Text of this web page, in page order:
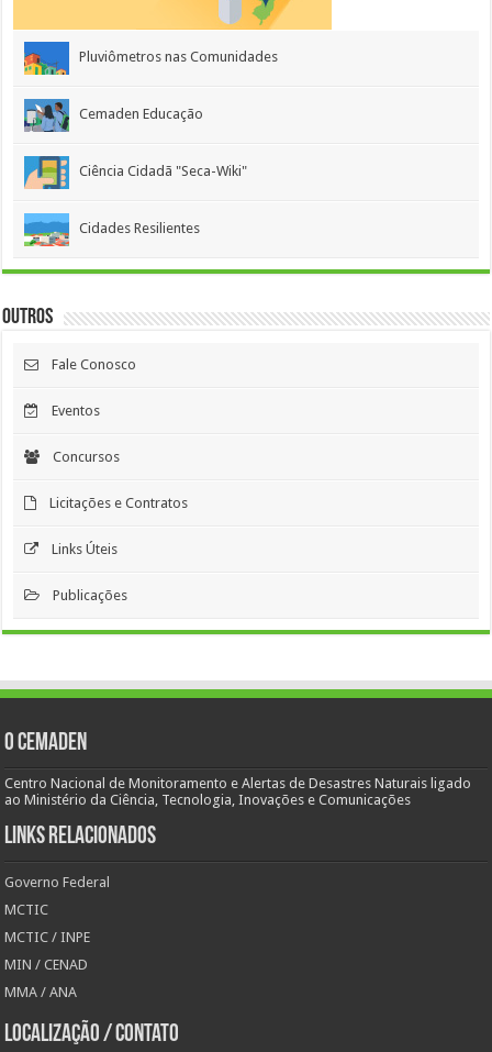
Pluviômetros nas Comunidades
Cemaden Educação
Ciência Cidadã "Seca-Wiki"
Cidades Resilientes
Outros
Fale Conosco
Eventos
Concursos
Licitações e Contratos
Links Úteis
Publicações
O Cemaden
Centro Nacional de Monitoramento e Alertas de Desastres Naturais ligado
ao Ministério da Ciência, Tecnologia, Inovações e Comunicações
Links Relacionados
Governo Federal
MCTIC
MCTIC / INPE
MIN / CENAD
MMA / ANA
Localização / Contato